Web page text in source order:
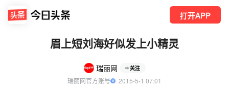
打开APP
眉上短刘海好似发上小精灵
瑞丽网 关注
瑞丽网官方账号
  2015-5-1 07:01